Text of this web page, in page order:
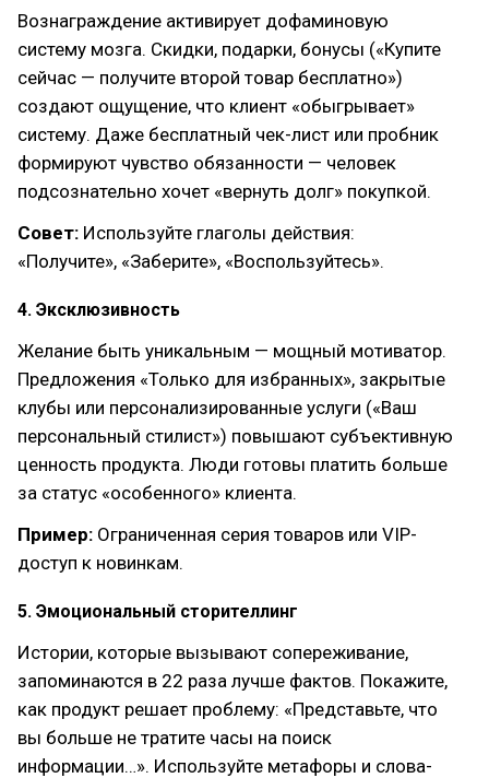
Вознаграждение активирует дофаминовую
систему мозга. Скидки, подарки, бонусы («Купите
сейчас — получите второй товар бесплатно»)
создают ощущение, что клиент «обыгрывает»
систему. Даже бесплатный чек-лист или пробник
формируют чувство обязанности — человек
подсознательно хочет «вернуть долг» покупкой.
Совет: Используйте глаголы действия:
«Получите», «Заберите», «Воспользуйтесь».
4. Эксклюзивность
Желание быть уникальным — мощный мотиватор.
Предложения «Только для избранных», закрытые
клубы или персонализированные услуги («Ваш
персональный стилист») повышают субъективную
ценность продукта. Люди готовы платить больше
за статус «особенного» клиента.
Пример: Ограниченная серия товаров или VIP-
доступ к новинкам.
5. Эмоциональный сторителлинг
Истории, которые вызывают сопереживание,
запоминаются в 22 раза лучше фактов. Покажите,
как продукт решает проблему: «Представьте, что
вы больше не тратите часы на поиск
информации…». Используйте метафоры и слова-